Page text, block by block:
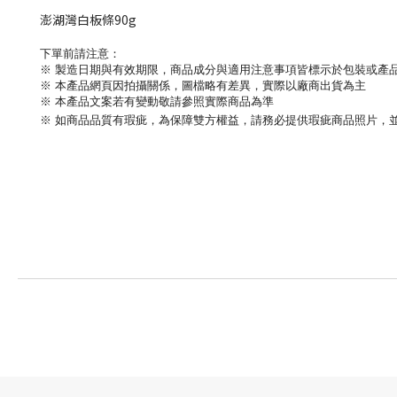
澎湖灣白板條90g
下單前請注意：
※ 製造日期與有效期限， 商品成分與適用注意事項皆標示於包裝或產
※ 本產品網頁因拍攝關係，圖檔略有差異，實際以廠商出貨為主
※ 本產品文案若有變動敬請參照實際商品為準
※ 如商品品質有瑕疵，為保障雙方權益，請務必提供瑕疵商品照片，